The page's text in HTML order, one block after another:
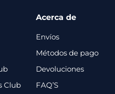
Club
Acerca de
Envíos
Métodos de pago
Devoluciones
FAQ’S